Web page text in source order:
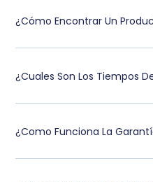
¿Cómo Encontrar Un
¿Cuales Son Los Tiempos
¿Como Funciona La